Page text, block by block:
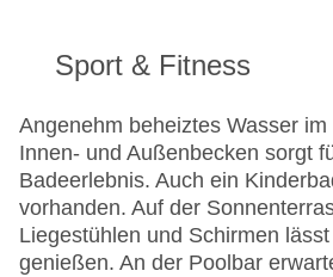
Sport & Fitness
Angenehm beheiztes Wasser
Innen- und Außenbecken sorgt
Badeerlebnis. Auch ein
vorhanden. Auf der
Liegestühlen und Schirmen
genießen. An der Poolbar